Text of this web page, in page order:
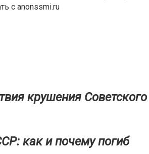
с anonssmi.ru
крушения Советского
как и почему погиб